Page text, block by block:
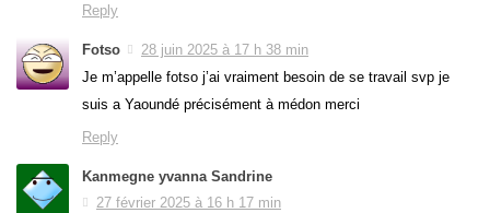
Reply
Fotso
28 juin 2025 à 17 h 38 min
Je m’appelle fotso j’ai vraiment besoin de se travail svp je
suis a Yaoundé précisément à médon merci
Reply
Kanmegne yvanna Sandrine
27 février 2025 à 16 h 17 min